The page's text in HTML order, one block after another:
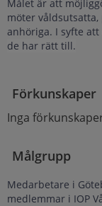
Målet är att
möter
anhöriga. I syfte att
de har rätt till.
Förkunskaper
Inga
Målgrupp
Medarbetare i
medlemmar i IOP